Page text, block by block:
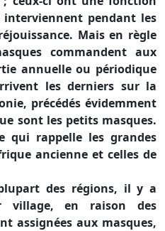
pendant les
Mais en règle
commandent aux
annuelle ou périodique
les derniers sur la
précédés évidemment
sont les petits masques.
qui rappelle les grandes
ancienne et celles de
des régions, il y a
village, en raison des
assignées aux masques,